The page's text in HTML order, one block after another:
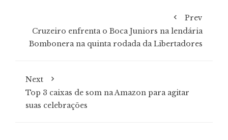
Prev
Cruzeiro enfrenta o Boca Juniors na lendária
Bombonera na quinta rodada da Libertadores
Next
Top 3 caixas de som na Amazon para agitar
suas celebrações